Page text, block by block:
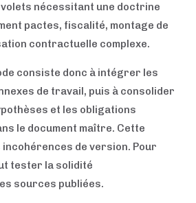
nécessitant une doctrine
pactes, fiscalité, montage de
contractuelle complexe.
consiste donc à intégrer les
de travail, puis à consolider
et les obligations
le document maître. Cette
de version. Pour
tester la solidité
sources publiées.